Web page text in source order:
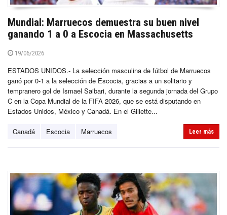
Mundial: Marruecos demuestra su buen nivel
ganando 1 a 0 a Escocia en Massachusetts
19/06/2026
ESTADOS UNIDOS.- La selección masculina de fútbol de Marruecos
ganó por 0-1 a la selección de Escocia, gracias a un solitario y
tempranero gol de Ismael Saibari, durante la segunda jornada del Grupo
C en la Copa Mundial de la FIFA 2026, que se está disputando en
Estados Unidos, México y Canadá. En el Gillette...
Canadá Escocia Marruecos Leer más